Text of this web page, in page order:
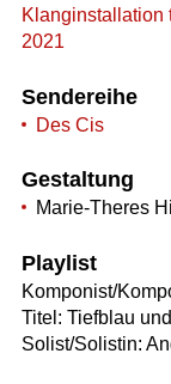
Klanginstallation
2021
Sendereihe
Des Cis
Gestaltung
Marie-Theres
Playlist
Komponist/
Titel: Tiefblau
Solist/Solistin: